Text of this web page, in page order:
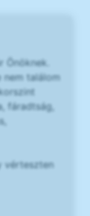
Önöknek.
nem találom
fáradtság,
vérteszten